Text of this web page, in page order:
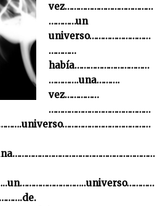
vez…………………………………
…………un
universo………………………
…………
había……………………………
………….una……….
vez……………
………………………………………